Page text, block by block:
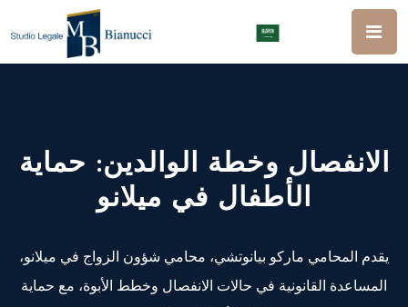
الانفصال وخطة الوالدين: حماية
الأطفال في ميلانو
يقدم المحامي ماركو بيانوتشي، محامي شؤون الزواج في ميلانو،
المساعدة القانونية في حالات الانفصال وخطط الأبوة، مع حماية